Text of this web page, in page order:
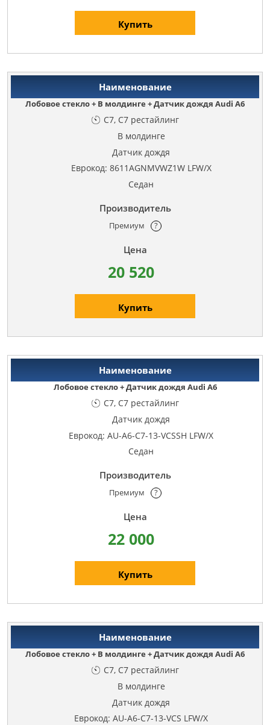
Купить
Лобовое стекло + В молдинге + Датчик дождя Audi A6
C7, C7 рестайлинг
В молдинге
Датчик дождя
Еврокод: 8611AGNMVWZ1W LFW/X
Седан
Премиум ?
20 520
Купить
Лобовое стекло + Датчик дождя Audi A6
C7, C7 рестайлинг
Датчик дождя
Еврокод: AU-A6-C7-13-VCSSH LFW/X
Седан
Премиум ?
22 000
Купить
Лобовое стекло + В молдинге + Датчик дождя Audi A6
C7, C7 рестайлинг
В молдинге
Датчик дождя
Еврокод: AU-A6-C7-13-VCS LFW/X